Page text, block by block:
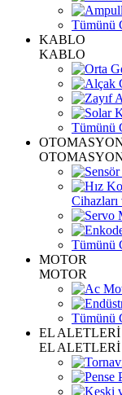
Tümünü
KABLO
KABLO
Tümünü
Tümünü
MOTOR
MOTOR
Tümünü
EL ALETLERİ
EL ALETLERİ